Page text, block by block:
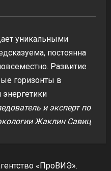
уникальными
постоянна
Развитие
горизонты в
и эксперт по
Жаклин Савиц
«ПроВИЭ».